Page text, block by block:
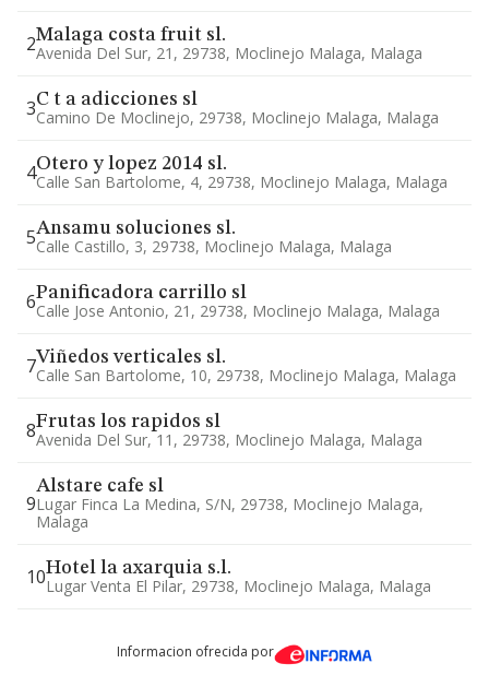
2Malaga costa fruit sl.
Avenida Del Sur, 21, 29738, Moclinejo Malaga, Malaga
3C t a adicciones sl
Camino De Moclinejo, 29738, Moclinejo Malaga, Malaga
4Otero y lopez 2014 sl.
Calle San Bartolome, 4, 29738, Moclinejo Malaga, Malaga
5Ansamu soluciones sl.
Calle Castillo, 3, 29738, Moclinejo Malaga, Malaga
6Panificadora carrillo sl
Calle Jose Antonio, 21, 29738, Moclinejo Malaga, Malaga
7Viñedos verticales sl.
Calle San Bartolome, 10, 29738, Moclinejo Malaga, Malaga
8Frutas los rapidos sl
Avenida Del Sur, 11, 29738, Moclinejo Malaga, Malaga
9
Alstare cafe sl
Lugar Finca La Medina, S/n, 29738, Moclinejo Malaga,
Malaga
10Hotel la axarquia s.l.
Lugar Venta El Pilar, 29738, Moclinejo Malaga, Malaga
Informacion ofrecida por